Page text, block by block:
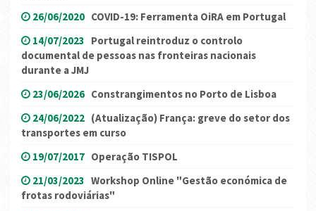
26/06/2020 COVID-19: Ferramenta OiRA em Portugal
14/07/2023 Portugal reintroduz o controlo
documental de pessoas nas fronteiras nacionais
durante a JMJ
23/06/2026 Constrangimentos no Porto de Lisboa
24/06/2022 (Atualização) França: greve do setor dos
transportes em curso
19/07/2017 Operação TISPOL
21/03/2023 Workshop Online "Gestão económica de
frotas rodoviárias"